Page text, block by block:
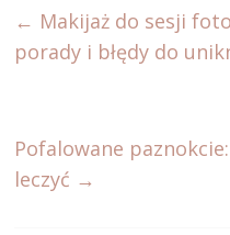
← Makijaż do sesji
porady i błędy do
Pofalowane
leczyć →